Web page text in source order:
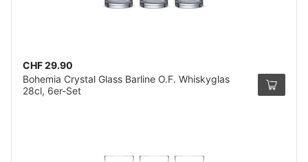
CHF 29.90
Bohemia Crystal Glass Barline O.F. Whiskyglas
28cl, 6er-Set